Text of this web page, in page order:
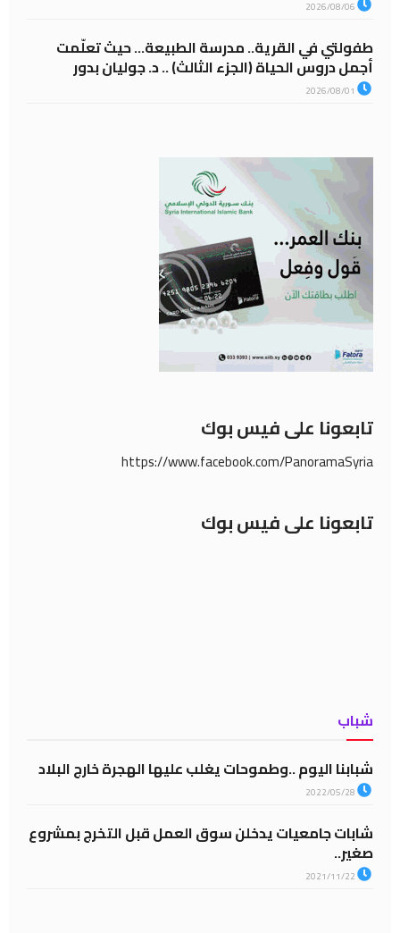
طفولتي في القرية.. مدرسة الطبيعة… حيث تعلّمت
أجمل دروس الحياة (الجزء الثالث) .. د. جوليان بدور
تابعونا على فيس بوك
https://www.facebook.com/PanoramaSyria
تابعونا على فيس بوك
شباب
شبابنا اليوم ..وطموحات يغلب عليها الهجرة خارج البلاد
شابات جامعيات يدخلن سوق العمل قبل التخرج بمشروع
صغير..